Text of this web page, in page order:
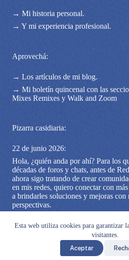
Esta web utiliza cookies para garantizar
visitantes.
Aceptar
→ Mi historia personal.
→ Y mi experiencia profesional.
Aprovechá:
→ Los artículos de mi blog.
→ Mi boletín quincenal con las
Mixes Remixes y Walk and Zoom
Pizarra casidiaria:
22 de junio 2026:
Hola, ¿quién anda por ahí? Para los
décadas de foros y chats, antes de
ahora sigo tratando de crear
en mis redes, quiero conectar con
a brindarles soluciones y mejoras
perspectivas.
Instagram, podemos quedar en
(digo yo, porque me gusta mucho), si
© 2026 | Catalina Núñez - Asesora en